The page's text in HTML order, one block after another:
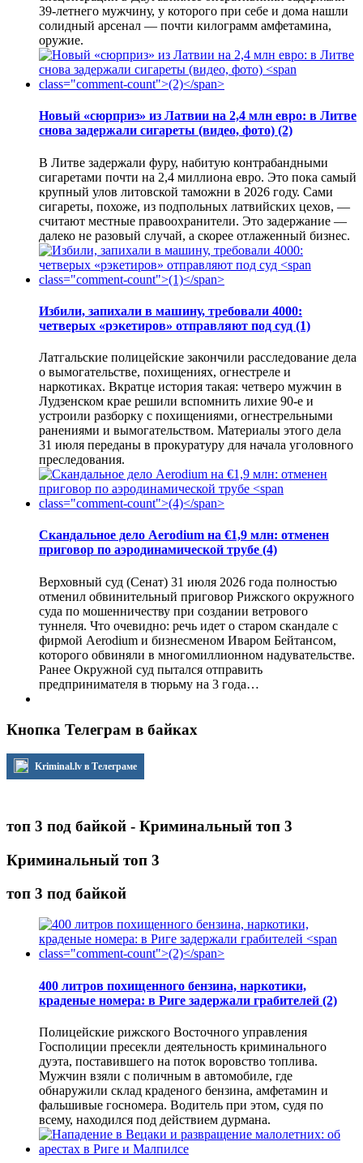
39-летнего мужчину, у которого при себе и дома нашли
солидный арсенал — почти килограмм амфетамина,
оружие.
Новый «сюрприз» из Латвии на 2,4 млн евро: в Литве
снова задержали сигареты (видео, фото) (2)
В Литве задержали фуру, набитую контрабандными
сигаретами почти на 2,4 миллиона евро. Это пока самый
крупный улов литовской таможни в 2026 году. Сами
сигареты, похоже, из подпольных латвийских цехов, —
считают местные правоохранители. Это задержание —
далеко не разовый случай, а скорее отлаженный бизнес.
Избили, запихали в машину, требовали 4000:
четверых «рэкетиров» отправляют под суд (1)
Латгальские полицейские закончили расследование дела
о вымогательстве, похищениях, огнестреле и
наркотиках. Вкратце история такая: четверо мужчин в
Лудзенском крае решили вспомнить лихие 90-е и
устроили разборку с похищениями, огнестрельными
ранениями и вымогательством. Материалы этого дела
31 июля переданы в прокуратуру для начала уголовного
преследования.
Скандальное дело Aerodium на €1,9 млн: отменен
приговор по аэродинамической трубе (4)
Верховный суд (Сенат) 31 июля 2026 года полностью
отменил обвинительный приговор Рижского окружного
суда по мошенничеству при создании ветрового
туннеля. Что очевидно: речь идет о старом скандале с
фирмой Aerodium и бизнесменом Иваром Бейтансом,
которого обвиняли в многомиллионном надувательстве.
Ранее Окружной суд пытался отправить
предпринимателя в тюрьму на 3 года…
Кнопка Телеграм в байках
Kriminal.lv в Телеграме
топ 3 под байкой - Криминальный топ 3
Криминальный топ 3
топ 3 под байкой
400 литров похищенного бензина, наркотики,
краденые номера: в Риге задержали грабителей (2)
Полицейские рижского Восточного управления
Госполиции пресекли деятельность криминального
дуэта, поставившего на поток воровство топлива.
Мужчин взяли с поличным в автомобиле, где
обнаружили склад краденого бензина, амфетамин и
фальшивые госномера. Водитель при этом, судя по
всему, находился под действием дурмана.